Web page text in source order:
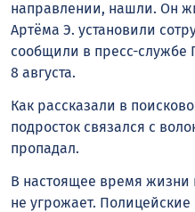
направлении, нашли. Он
Артёма Э. установили
сообщили в пресс-службе
8 августа.
Как рассказали в
подросток связался с
пропадал.
В настоящее время
не угрожает.